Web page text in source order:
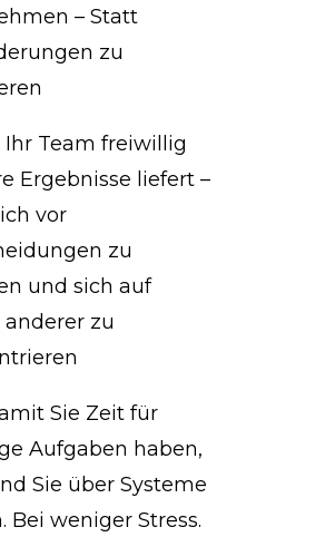
– Statt
zu
Team freiwillig
Ergebnisse liefert –
vor
zu
und sich auf
anderer zu
Sie Zeit für
Aufgaben haben,
Sie über Systeme
Bei weniger Stress.